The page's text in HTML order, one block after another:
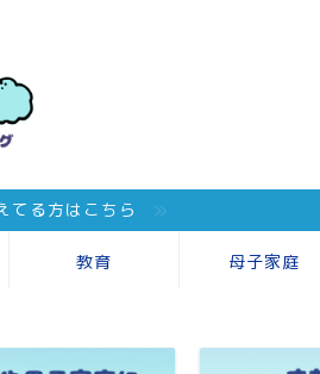
てる方はこちら
教育 母子家庭